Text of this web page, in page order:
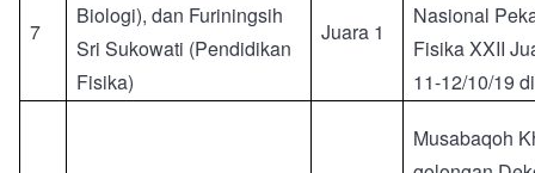
7
Biologi), dan Furiningsih
Sri Sukowati (Pendidikan
Fisika)
Juara 1
Nasional
Fisika XXII
11-12/10/19
Musabaqoh